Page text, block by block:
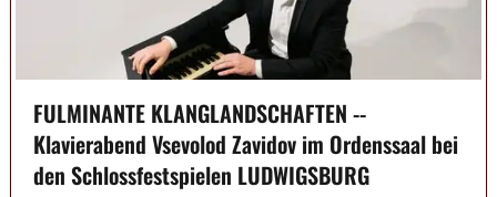
FULMINANTE KLANGLANDSCHAFTEN --
Klavierabend Vsevolod Zavidov im Ordenssaal bei
den Schlossfestspielen LUDWIGSBURG